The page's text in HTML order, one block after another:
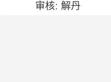
审核: 解丹